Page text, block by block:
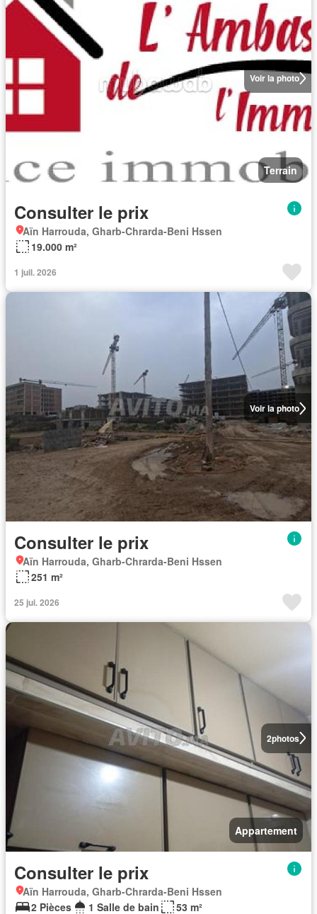
Voir la photo
Terrain
Consulter le prix
Aïn Harrouda, Gharb-Chrarda-Beni Hssen
19.000 m²
1 juil. 2026
Voir la photo
Consulter le prix
Aïn Harrouda, Gharb-Chrarda-Beni Hssen
251 m²
25 jui. 2026
2photos
Appartement
Consulter le prix
Aïn Harrouda, Gharb-Chrarda-Beni Hssen
2 Pièces
1 Salle de bain 53 m²